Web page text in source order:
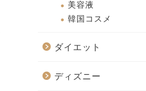
美容液
韓国コスメ
ダイエット
ディズニー